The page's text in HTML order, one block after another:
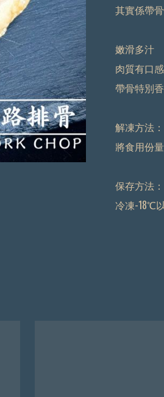
其實係帶
嫩滑多汁
肉質有口
帶骨特別香
解凍方法：
將食用份
保存方法：
冷凍-18℃